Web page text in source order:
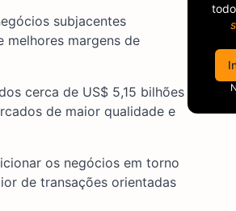
subjacentes
melhores margens de
cerca de US$ 5,15 bilhões
de maior qualidade e
os negócios em torno
de transações orientadas